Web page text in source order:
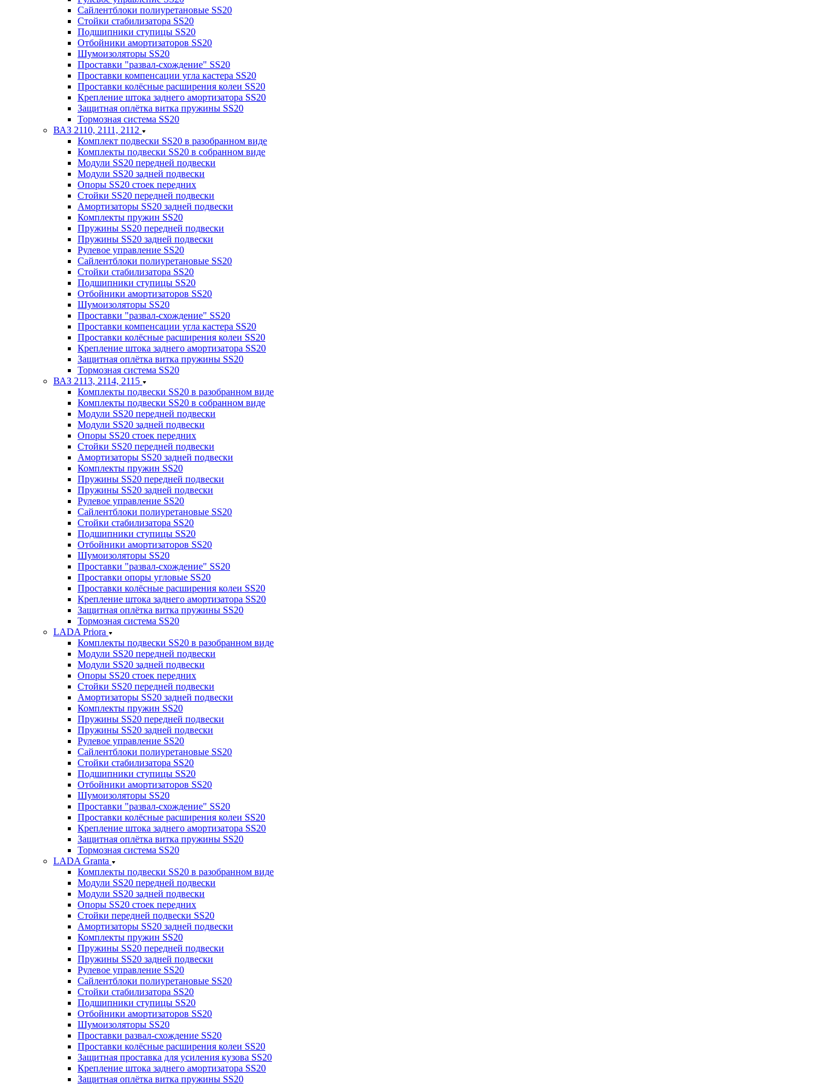
Сайлентблоки полиуретановые SS20
Стойки стабилизатора SS20
Подшипники ступицы SS20
Отбойники амортизаторов SS20
Шумоизоляторы SS20
Проставки "развал-схождение" SS20
Проставки компенсации угла кастера SS20
Проставки колёсные расширения колеи SS20
Крепление штока заднего амортизатора SS20
Защитная оплётка витка пружины SS20
Тормозная система SS20
ВАЗ 2110, 2111, 2112
Комплект подвески SS20 в разобранном виде
Комплекты подвески SS20 в собранном виде
Модули SS20 передней подвески
Модули SS20 задней подвески
Опоры SS20 стоек передних
Стойки SS20 передней подвески
Амортизаторы SS20 задней подвески
Комплекты пружин SS20
Пружины SS20 передней подвески
Пружины SS20 задней подвески
Рулевое управление SS20
Сайлентблоки полиуретановые SS20
Стойки стабилизатора SS20
Подшипники ступицы SS20
Отбойники амортизаторов SS20
Шумоизоляторы SS20
Проставки "развал-схождение" SS20
Проставки компенсации угла кастера SS20
Проставки колёсные расширения колеи SS20
Крепление штока заднего амортизатора SS20
Защитная оплётка витка пружины SS20
Тормозная система SS20
ВАЗ 2113, 2114, 2115
Комплекты подвески SS20 в разобранном виде
Комплекты подвески SS20 в собранном виде
Модули SS20 передней подвески
Модули SS20 задней подвески
Опоры SS20 стоек передних
Стойки SS20 передней подвески
Амортизаторы SS20 задней подвески
Комплекты пружин SS20
Пружины SS20 передней подвески
Пружины SS20 задней подвески
Рулевое управление SS20
Сайлентблоки полиуретановые SS20
Стойки стабилизатора SS20
Подшипники ступицы SS20
Отбойники амортизаторов SS20
Шумоизоляторы SS20
Проставки "развал-схождение" SS20
Проставки опоры угловые SS20
Проставки колёсные расширения колеи SS20
Крепление штока заднего амортизатора SS20
Защитная оплётка витка пружины SS20
Тормозная система SS20
LADA Priora
Комплекты подвески SS20 в разобранном виде
Модули SS20 передней подвески
Модули SS20 задней подвески
Опоры SS20 стоек передних
Стойки SS20 передней подвески
Амортизаторы SS20 задней подвески
Комплекты пружин SS20
Пружины SS20 передней подвески
Пружины SS20 задней подвески
Рулевое управление SS20
Сайлентблоки полиуретановые SS20
Стойки стабилизатора SS20
Подшипники ступицы SS20
Отбойники амортизаторов SS20
Шумоизоляторы SS20
Проставки "развал-схождение" SS20
Проставки колёсные расширения колеи SS20
Крепление штока заднего амортизатора SS20
Защитная оплётка витка пружины SS20
Тормозная система SS20
LADA Granta
Комплекты подвески SS20 в разобранном виде
Модули SS20 передней подвески
Модули SS20 задней подвески
Опоры SS20 стоек передних
Стойки передней подвески SS20
Амортизаторы SS20 задней подвески
Комплекты пружин SS20
Пружины SS20 передней подвески
Пружины SS20 задней подвески
Рулевое управление SS20
Сайлентблоки полиуретановые SS20
Стойки стабилизатора SS20
Подшипники ступицы SS20
Отбойники амортизаторов SS20
Шумоизоляторы SS20
Проставки развал-схождение SS20
Проставки колёсные расширения колеи SS20
Защитная проставка для усиления кузова SS20
Крепление штока заднего амортизатора SS20
Защитная оплётка витка пружины SS20